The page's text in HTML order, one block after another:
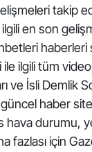
takip
en son
haberleri
ilgili tüm
ve İsli Demlik
haber
hava durumu,
fazlası için